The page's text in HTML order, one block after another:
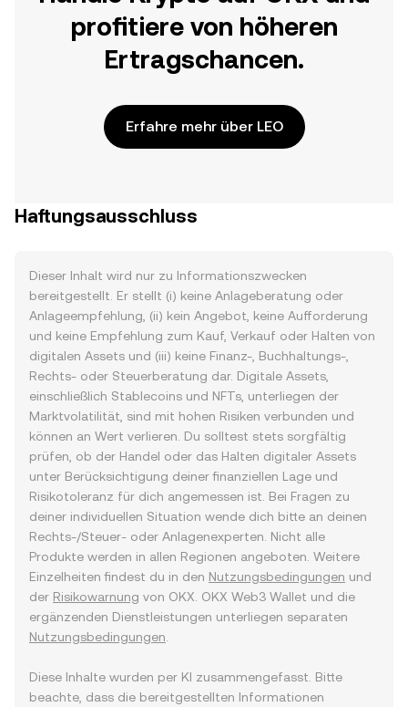
profitiere von höheren
Ertragschancen.
Erfahre mehr über LEO
Haftungsausschluss
Dieser Inhalt wird nur zu Informationszwecken
bereitgestellt. Er stellt (i) keine Anlageberatung oder
Anlageempfehlung, (ii) kein Angebot, keine Aufforderung
und keine Empfehlung zum Kauf, Verkauf oder Halten von
digitalen Assets und (iii) keine Finanz-, Buchhaltungs-,
Rechts- oder Steuerberatung dar. Digitale Assets,
einschließlich Stablecoins und NFTs, unterliegen der
Marktvolatilität, sind mit hohen Risiken verbunden und
können an Wert verlieren. Du solltest stets sorgfältig
prüfen, ob der Handel oder das Halten digitaler Assets
unter Berücksichtigung deiner finanziellen Lage und
Risikotoleranz für dich angemessen ist. Bei Fragen zu
deiner individuellen Situation wende dich bitte an deinen
Rechts-/Steuer- oder Anlagenexperten. Nicht alle
Produkte werden in allen Regionen angeboten. Weitere
Einzelheiten findest du in den Nutzungsbedingungen und
der Risikowarnung von OKX. OKX Web3 Wallet und die
ergänzenden Dienstleistungen unterliegen separaten
Nutzungsbedingungen
Diese Inhalte wurden per KI zusammengefasst. Bitte
beachte, dass die bereitgestellten Informationen